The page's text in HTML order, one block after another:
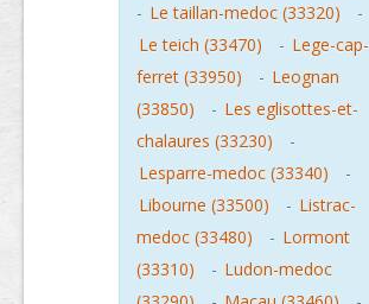
- Le taillan-medoc (33320)
-
Le teich (33470)
- Lege-cap-
ferret (33950)
- Leognan
(33850)
- Les eglisottes-et-
chalaures (33230)
-
Lesparre-medoc (33340)
-
Libourne (33500)
- Listrac-
medoc (33480)
- Lormont
(33310)
- Ludon-medoc